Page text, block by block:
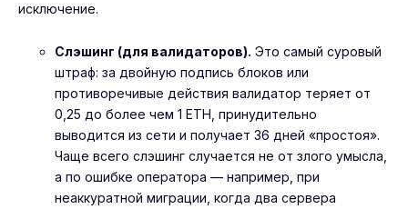
исключение.
Слэшинг (для валидаторов). Это самый суровый
штраф: за двойную подпись блоков или
противоречивые действия валидатор теряет от
0,25 до более чем 1 ETH, принудительно
выводится из сети и получает 36 дней «простоя».
Чаще всего слэшинг случается не от злого умысла,
а по ошибке оператора — например, при
неаккуратной миграции, когда два сервера